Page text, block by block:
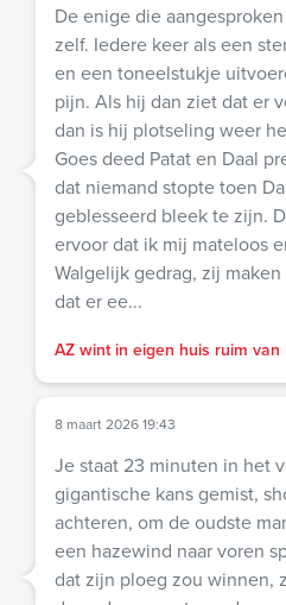
De enige die
zelf. Iedere keer als een
en een toneelstukje
pijn. Als hij dan ziet dat er
dan is hij plotseling weer
Goes deed Patat en Daal
dat niemand stopte toen
geblesseerd bleek te zijn.
ervoor dat ik mij mateloos
Walgelijk gedrag, zij
dat er ee...
AZ wint in eigen huis ruim
8 maart 2026 19:43
Je staat 23 minuten in het
gigantische kans gemist,
achteren, om de oudste
een hazewind naar voren
dat zijn ploeg zou winnen,